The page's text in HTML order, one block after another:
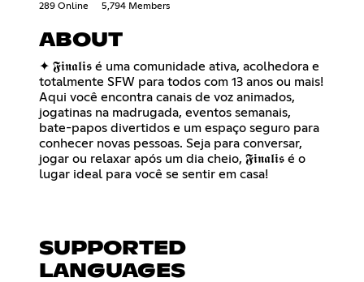
289 Online 5,794 Members
ABOUT
✦ 𝕱𝖎𝖓𝖆𝖑𝖎𝖘 é uma comunidade ativa, acolhedora e
totalmente SFW para todos com 13 anos ou mais!
Aqui você encontra canais de voz animados,
jogatinas na madrugada, eventos semanais,
bate-papos divertidos e um espaço seguro para
conhecer novas pessoas. Seja para conversar,
jogar ou relaxar após um dia cheio, 𝕱𝖎𝖓𝖆𝖑𝖎𝖘 é o
lugar ideal para você se sentir em casa!
SUPPORTED
LANGUAGES